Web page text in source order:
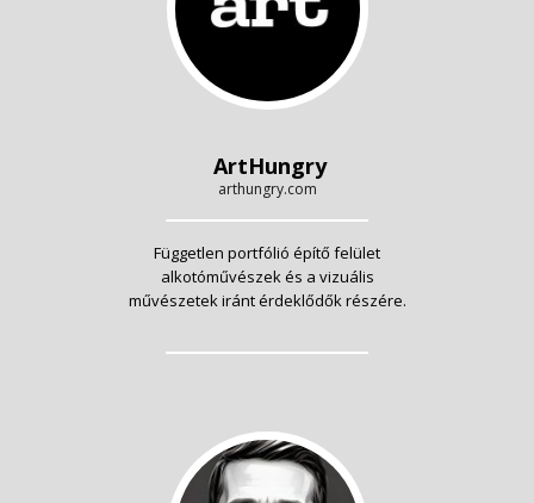
ArtHungry
arthungry.com
Független portfólió építő felület
alkotóművészek és a vizuális
művészetek iránt érdeklődők részére.